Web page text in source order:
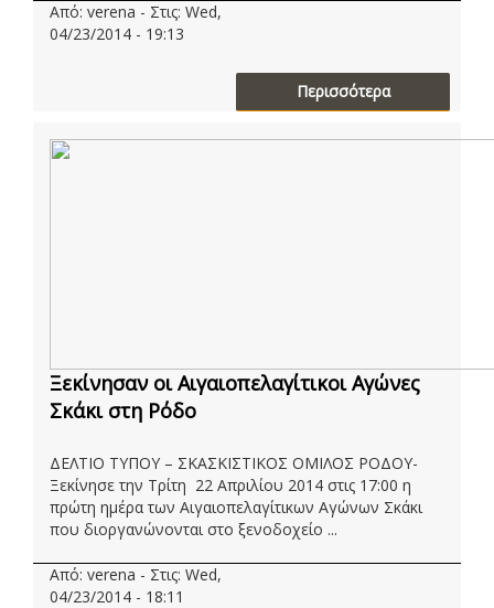
Από: verena - Στις: Wed,
04/23/2014 - 19:13
Περισσότερα
Ξεκίνησαν οι Αιγαιοπελαγίτικοι Αγώνες
Σκάκι στη Ρόδο
ΔΕΛΤΙΟ ΤΥΠΟΥ – ΣΚΑΣΚΙΣΤΙΚΟΣ ΟΜΙΛΟΣ ΡΟΔΟΥ-
Ξεκίνησε την Τρίτη 22 Απριλίου 2014 στις 17:00 η
πρώτη ημέρα των Αιγαιοπελαγίτικων Αγώνων Σκάκι
που διοργανώνονται στο ξενοδοχείο ...
Από: verena - Στις: Wed,
04/23/2014 - 18:11